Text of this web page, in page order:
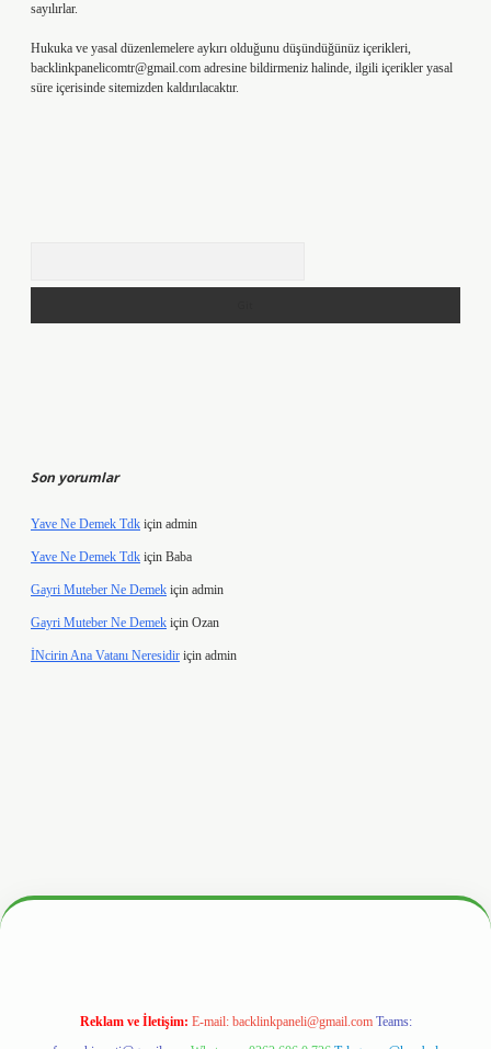
sayılırlar.
Hukuka ve yasal düzenlemelere aykırı olduğunu düşündüğünüz içerikleri,
backlinkpanelicomtr@gmail.com adresine bildirmeniz halinde, ilgili içerikler yasal
süre içerisinde sitemizden kaldırılacaktır.
Son yorumlar
Yave Ne Demek Tdk için admin
Yave Ne Demek Tdk için Baba
Gayri Muteber Ne Demek için admin
Gayri Muteber Ne Demek için Ozan
İNcirin Ana Vatanı Neresidir için admin
Reklam ve İletişim: E-mail: backlinkpaneli@gmail.com Teams: